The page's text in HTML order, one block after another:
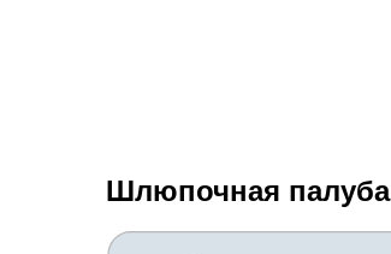
Шлюпочная палуба